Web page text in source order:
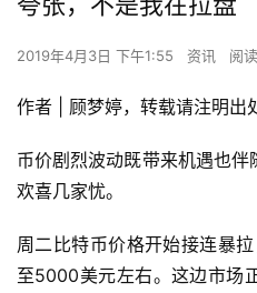
2019年4月3日 下午1:55 资讯 阅
作者 | 顾梦婷，转载请注明出
币价剧烈波动既带来机遇也
欢喜几家忧。
周二比特币价格开始接连暴
至5000美元左右。这边市场